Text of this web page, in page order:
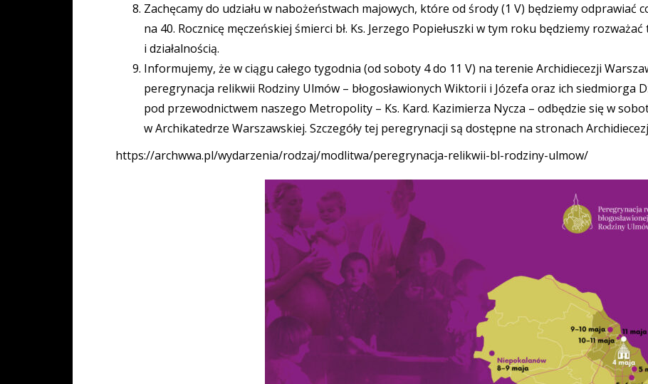
Zachęcamy do udziału w nabożeństwach majowych, które od środy (1 V) będziemy odprawiać
na 40. Rocznicę męczeńskiej śmierci bł. Ks. Jerzego Popiełuszki w tym roku będziemy
i działalnością.
Informujemy, że w ciągu całego tygodnia (od soboty 4 do 11 V) na terenie Archidiecezji
peregrynacja relikwii Rodziny Ulmów – błogosławionych Wiktorii i Józefa oraz ich siedmiorga
pod przewodnictwem naszego Metropolity – Ks. Kard. Kazimierza Nycza – odbędzie się w
w Archikatedrze Warszawskiej. Szczegóły tej peregrynacji są dostępne na stronach
https://archwwa.pl/wydarzenia/rodzaj/modlitwa/peregrynacja-relikwii-bl-rodziny-ulmow/